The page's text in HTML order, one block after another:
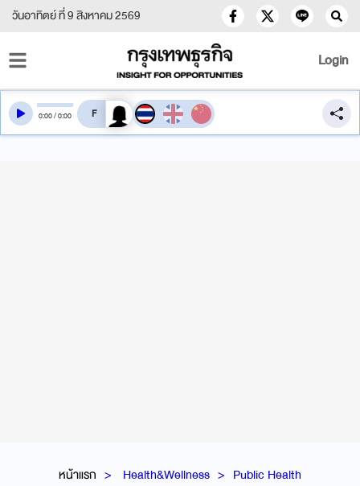
วันอาทิตย์ ที่ 9 สิงหาคม 2569
Login
หน้าแรก Health&Wellness Public Health
0:00/0:00 สลับเสียงอ่าน